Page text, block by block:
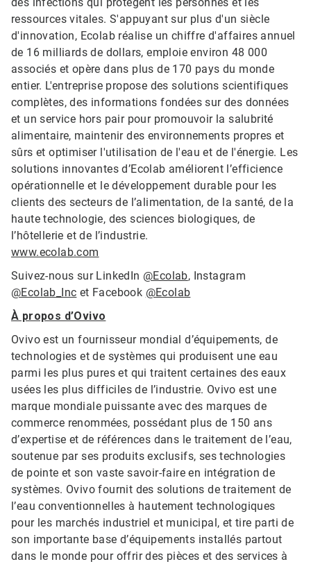
des infections qui protègent les personnes et les
ressources vitales. S'appuyant sur plus d'un siècle
d'innovation, Ecolab réalise un chiffre d'affaires annuel
de 16 milliards de dollars, emploie environ 48 000
associés et opère dans plus de 170 pays du monde
entier. L'entreprise propose des solutions scientifiques
complètes, des informations fondées sur des données
et un service hors pair pour promouvoir la salubrité
alimentaire, maintenir des environnements propres et
sûrs et optimiser l'utilisation de l'eau et de l'énergie. Les
solutions innovantes d’Ecolab améliorent l’efficience
opérationnelle et le développement durable pour les
clients des secteurs de l’alimentation, de la santé, de la
haute technologie, des sciences biologiques, de
l’hôtellerie et de l’industrie.
www.ecolab.com
Suivez-nous sur LinkedIn @Ecolab, Instagram
@Ecolab_Inc et Facebook @Ecolab
À propos d’Ovivo
Ovivo est un fournisseur mondial d’équipements, de
technologies et de systèmes qui produisent une eau
parmi les plus pures et qui traitent certaines des eaux
usées les plus difficiles de l’industrie. Ovivo est une
marque mondiale puissante avec des marques de
commerce renommées, possédant plus de 150 ans
d’expertise et de références dans le traitement de l’eau,
soutenue par ses produits exclusifs, ses technologies
de pointe et son vaste savoir-faire en intégration de
systèmes. Ovivo fournit des solutions de traitement de
l’eau conventionnelles à hautement technologiques
pour les marchés industriel et municipal, et tire parti de
son importante base d’équipements installés partout
dans le monde pour offrir des pièces et des services à